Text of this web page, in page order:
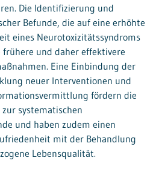
Die Identifizierung und
Befunde, die auf eine erhöhte
eines Neurotoxizitätssyndroms
und daher effektivere
Eine Einbindung der
neuer Interventionen und
fördern die
systematischen
und haben zudem einen
mit der Behandlung
Lebensqualität.